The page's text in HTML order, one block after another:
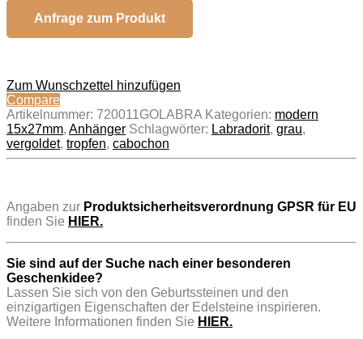
Anfrage zum Produkt
Zum Wunschzettel hinzufügen
Compare
Artikelnummer: 720011GOLABRA Kategorien: modern
15x27mm, Anhänger Schlagwörter: Labradorit, grau,
vergoldet, tropfen, cabochon
Angaben zur Produktsicherheitsverordnung GPSR für EU
finden Sie HIER.
Sie sind auf der Suche nach einer besonderen
Geschenkidee?
Lassen Sie sich von den Geburtssteinen und den
einzigartigen Eigenschaften der Edelsteine inspirieren.
Weitere Informationen finden Sie HIER.